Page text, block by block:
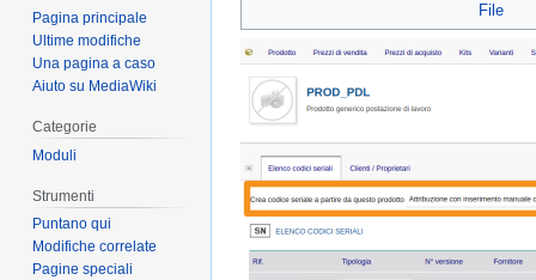
alla
navigazione
alla
ricerca
File
Pagina principale
Ultime modifiche
Una pagina a caso
Aiuto su MediaWiki
Categorie
Moduli
Strumenti
Puntano qui
Modifiche correlate
Pagine speciali